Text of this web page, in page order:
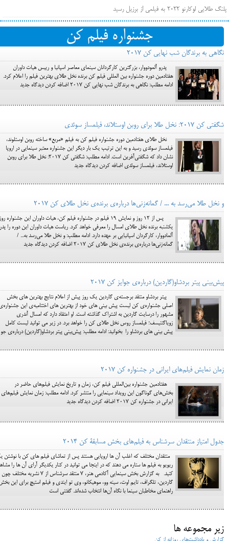
پلنگ طلایی لوکارنو ۲۰۲۲ به فیلمی از برزیل رسید
فهرست فیلم‌های بخش مسابقه جشنواره فیلم ونیز ۲۰۲۲ مشخص شد، سهم پررنگ ایرانی‌ها
بیرون راندن فیلم‌های منتسب به حامیان کرملین از جشنواره کن، راه برای مستقل‌ها باز است
جشنواره فیلم کن
نگاهی به برندگان شب نهایی کن 2017
پدرو آلمودووار، بزرگترین کارگردانان سینمای معاصر اسپانیا و رییس هیات داوران
هفتادمین دوره جشنواره بین المللی فیلم کن برنده نخل طلای بهترین فیلم را اعلام کرد.
ادامه مطلب: نگاهی به برندگان شب نهایی کن 2017 اضافه کردن دیدگاه جدید
شگفتی کن ۲۰۱۷: نخل طلا برای روبن اوستلاند، فیلمساز سوئدی
نخل طلای هفتادمین دوره جشنواره فیلم کن به فیلم «مربع» ساخته روبن اوستلوند،
فیلمساز سوئدی رسید و به این ترتیب یک بار دیگر این جشنواره معتبر سینمایی در اروپا
نشان داد که شگفتی‌آفرین است. ادامه مطلب: شگفتی کن ۲۰۱۷: نخل طلا برای روبن
اوستلاند، فیلمساز سوئدی اضافه کردن دیدگاه جدید
و نخل طلا می‌رسد به ... / گمانه‌زنی‌ها درباره‌ی برنده‌ی نخل طلای کن 2017
پس از ۱۲ روز و نمایش ۱۹ فیلم در جشنواره فیلم کن، هیات داوران این جشنواره
یکشنبه برنده نخل طلای امسال را معرفی خواهد کرد. ریاست هیات داوران این دوره را
آلمادووار، کارگردان اسپانیایی بر عهده دارد. ادامه مطلب: و نخل طلا می‌رسد به... /
گمانه‌زنی‌ها درباره‌ی برنده‌ی نخل طلای کن 2017 اضافه کردن دیدگاه جدید
پیش‌بینی پیتر بردشاو(گاردین) درباره‌ی جوایز کن 2017
پیتر بردشاو منتقد برجسته‌ی گاردین یک روز پیش از اعلام نتایج بهترین های بخش
اصلی جشنواره‌ی کن لیست پیش بینی های خود از بهترین های اختتامیه‌ی این
مشهور را درسایت گاردین به اشتراک گذاشته است. او اعتقاد دارد که امسال آندری
زویاگتنیسف؛ فیلمساز روس نخل طلای کن را خواهد برد. در زیر می توانید لیست کامل
پیش بینی های بردشاو را بخوانید: ادامه مطلب: پیش‌بینی پیتر بردشاو(گاردین) درباره‌ی جو
زمان نمایش فیلم‌های ایرانی در جشنواره کن ۲۰۱۷
هفتادمین جشنواره بین‌المللی فیلم کن، زمان و تاریخ نمایش فیلم‌های حاضر در
بخش‌های گوناگون این رویداد سینمایی را منتشر کرد. ادامه مطلب: زمان نمایش فیلم‌های
ایرانی در جشنواره کن ۲۰۱۷ اضافه کردن دیدگاه جدید
جدول امتیاز منتقدان سرشناس به فیلم‌های بخش مسابقة کن 2014
منتقدان مختلف که اغلب آن ها اروپایی هستند پس از تماشای فیلم های کن با نوشتن
ریویو به فیلم ها ستاره می دهند که در اینجا می توانید در کنار یکدیگر آرای آن ها را
کنید. به گزارش بخش سینمایی آکادمی هنر، 7 منتقد سرشناس از 7 نشریه‌ مختلف چون
گاردین، تلگراف، تایم اوت، سینه وو، موهیکانو، وی تو ایندی و فیلم استیچ برای این
راهنمای مخاطبان سینما با نگاه آن‌ها انتخاب شده‌اند. گفتنی است
زیر مجموعه ها